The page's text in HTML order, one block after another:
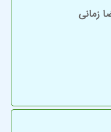
زمانی